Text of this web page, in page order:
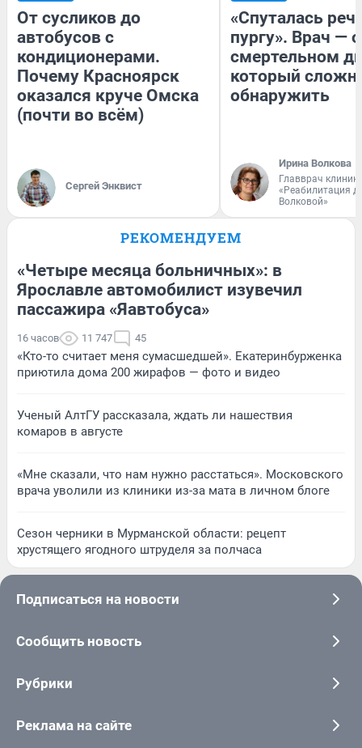
От сусликов до
автобусов с
кондиционерами.
Почему Красноярск
оказался круче Омска
(почти во всём)
Сергей Энквист
«Спуталась
пургу». Врач — о
смертельном
который
обнаружить
Ирина Волкова
Главврач
«Реабилитация
Волковой»
РЕКОМЕНДУЕМ
«Четыре месяца больничных»: в
Ярославле автомобилист изувечил
пассажира «Яавтобуса»
16 часов 11 747 45
«Кто-то считает меня сумасшедшей». Екатеринбурженка
приютила дома 200 жирафов — фото и видео
Ученый АлтГУ рассказала, ждать ли нашествия
комаров в августе
«Мне сказали, что нам нужно расстаться». Московского
врача уволили из клиники из-за мата в личном блоге
Сезон черники в Мурманской области: рецепт
хрустящего ягодного штруделя за полчаса
Подписаться на новости
Сообщить новость
Рубрики
Реклама на сайте